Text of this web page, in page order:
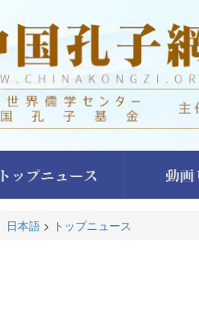
トップニュース 動画
日本語 > トップニュース